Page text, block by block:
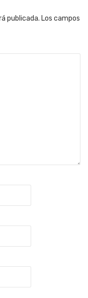
publicada. Los campos